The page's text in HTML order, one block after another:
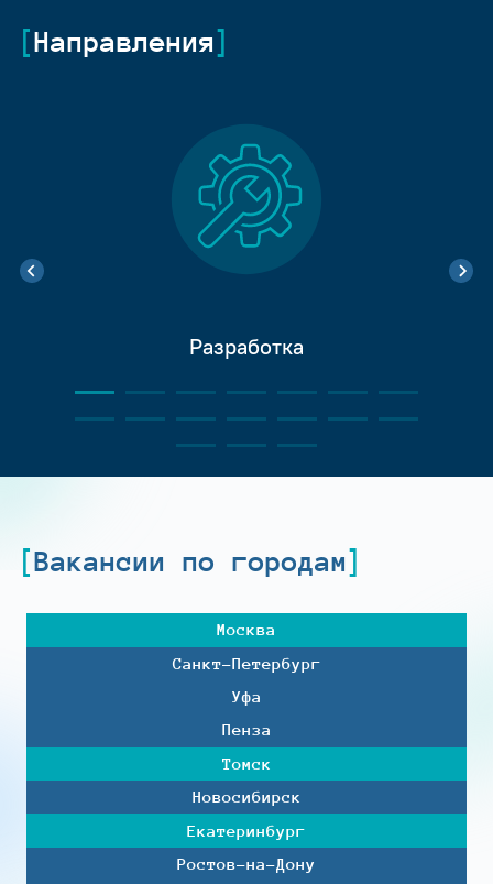
Направления
Разработка
Вакансии по городам
Москва
Санкт-Петербург
Уфа
Пенза
Томск
Новосибирск
Екатеринбург
Ростов-на-Дону